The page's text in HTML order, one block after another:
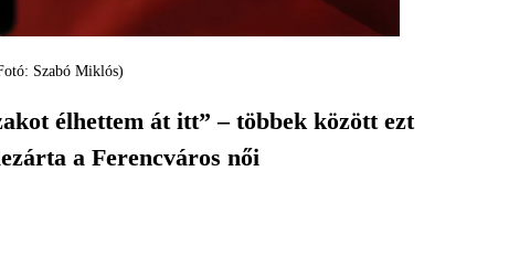
Szabó Miklós)
élhettem át itt” – többek között ezt
a Ferencváros női